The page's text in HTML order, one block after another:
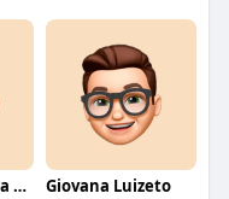
Suellen Moreira Parente de Oliveira Giovana Luizeto